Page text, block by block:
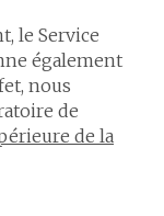
le Service
également
nous
de
de la